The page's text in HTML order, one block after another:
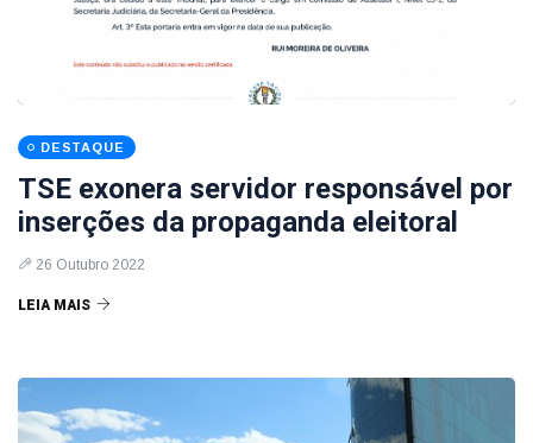
DESTAQUE
TSE exonera servidor responsável por
inserções da propaganda eleitoral
26 Outubro 2022
LEIA MAIS